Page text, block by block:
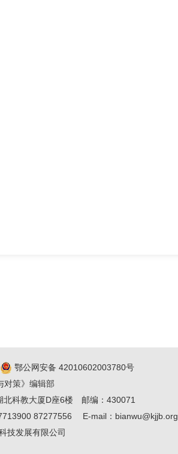
鄂公网安备 42010602003780号
对策》编辑部
北科教大厦D座6楼 邮编：430071
87277556
E-mail：bianwu@kjjb.org
技发展有限公司